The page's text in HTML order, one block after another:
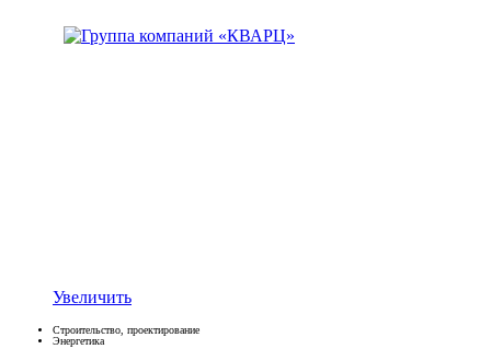
Увеличить
Строительство, проектирование
Энергетика